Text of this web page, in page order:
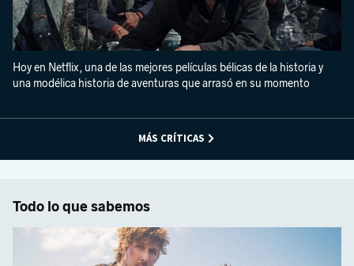
Hoy en Netflix, una de las mejores películas bélicas de la historia y
una modélica historia de aventuras que arrasó en su momento
MÁS CRÍTICAS
Todo lo que sabemos